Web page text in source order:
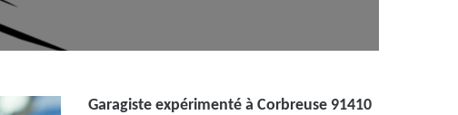
Garagiste expérimenté à Corbreuse 91410